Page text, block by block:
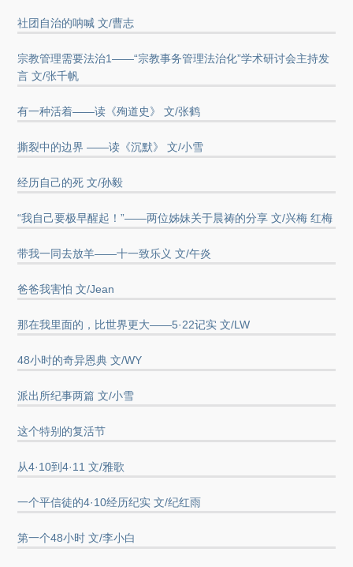
社团自治的呐喊 文/曹志
宗教管理需要法治1——“宗教事务管理法治化”学术研讨会主持发
言 文/张千帆
有一种活着——读《殉道史》 文/张鹤
撕裂中的边界 ——读《沉默》 文/小雪
经历自己的死 文/孙毅
“我自己要极早醒起！”——两位姊妹关于晨祷的分享 文/兴梅 红梅
带我一同去放羊——十一致乐义 文/午炎
爸爸我害怕 文/Jean
那在我里面的，比世界更大——5·22记实 文/LW
48小时的奇异恩典 文/WY
派出所纪事两篇 文/小雪
这个特别的复活节
从4·10到4·11 文/雅歌
一个平信徒的4·10经历纪实 文/纪红雨
第一个48小时 文/李小白